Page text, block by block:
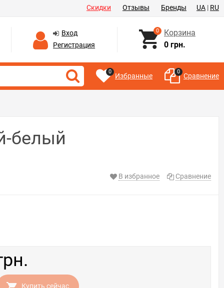
Скидки Отзывы Бренды UA | RU
Вход
Регистрация
0
Корзина
0 грн.
0 Избранные 0 Сравнение
белый
В избранное Сравнение
Купить сейчас